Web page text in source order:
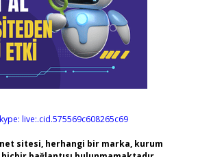
live:.cid.575569c608265c69
sitesi, herhangi bir marka, kurum